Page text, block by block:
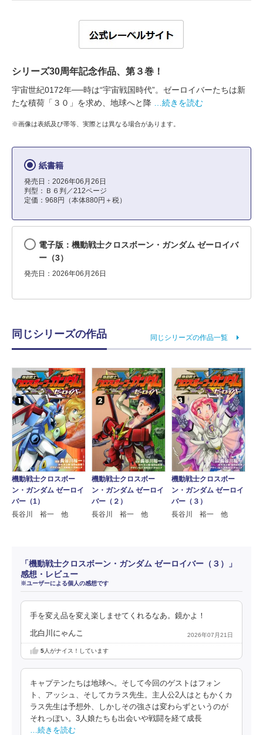
シリーズ30周年記念作品、第３巻！
宇宙世紀0172年──時は“宇宙戦国時代”。ゼーロイバーたちは新
たな積荷「３０」を求め、地球へと降
…続きを読む
※画像は表紙及び帯等、実際とは異なる場合があります。
紙書籍
発売日：2026年06月26日
判型：Ｂ６判／212ページ
定価：968円（本体880円＋税）
電子版：機動戦士クロスボーン・ガンダム ゼーロイバ
ー（3）
発売日：2026年06月26日
同じシリーズの作品 同じシリーズの作品一覧
機動戦士クロスボー
ン・ガンダム ゼーロイ
バー（1）
長谷川 裕一 他
機動戦士クロスボー
ン・ガンダム ゼーロイ
バー（２）
長谷川 裕一 他
機動戦士クロスボー
ン・ガンダム ゼーロイ
バー（３）
長谷川 裕一 他
「機動戦士クロスボーン・ガンダム ゼーロイバー（３）」
感想・レビュー
※ユーザーによる個人の感想です
手を変え品を変え楽しませてくれるなあ。鏡かよ！
北白川にゃんこ 2026年07月21日
5人がナイス！しています
キャプテンたちは地球へ。そして今回のゲストはフォン
ト、アッシュ、そしてカラス先生。主人公2人はともかくカ
ラス先生は予想外、しかしその強さは変わらずというのが
それっぽい。3人娘たちも出会いや戦闘を経て成長
…続きを読む